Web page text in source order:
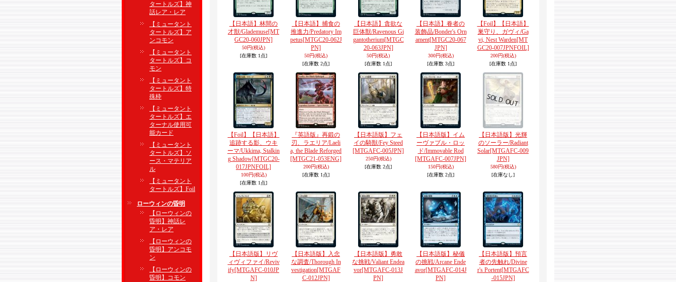
タートルズ】神
話レア・レア
【ミュータント
タートルズ】ア
ンコモン
【ミュータント
タートルズ】コ
モン
【ミュータント
タートルズ】特
殊枠
【ミュータント
タートルズ】エ
ターナル使用可
能カード
【ミュータント
タートルズ】ソ
ース・マテリア
ル
【ミュータント
タートルズ】Foil
ローウィンの昏明
【ローウィンの
昏明】神話レ
ア・レア
【ローウィンの
昏明】アンコモ
ン
【ローウィンの
昏明】コモン
【日本語】林間の
才獣/Glademuse[MT
GC20-060JPN]
50円(税込)
[在庫数 1点]
【日本語】捕食の
推進力/Predatory Im
petus[MTGC20-062J
PN]
50円(税込)
[在庫数 2点]
【日本語】貪欲な
巨体獣/Ravenous Gi
gantotherium[MTGC
20-063JPN]
50円(税込)
[在庫数 1点]
【日本語】眷者の
装飾品/Bonder's Orn
ament[MTGC20-067
JPN]
300円(税込)
[在庫数 3点]
【Foil】【日本語】
巣守り、ガヴィ/Ga
vi, Nest Warden[MT
GC20-007JPNFOIL]
200円(税込)
[在庫数 1点]
【Foil】【日本語】
追跡する影、ウキ
ーマ/Ukkima, Stalkin
g Shadow[MTGC20-
017JPNFOIL]
100円(税込)
[在庫数 1点]
『英語版』再鍛の
刃、ラエリア/Laeli
a, the Blade Reforged
[MTGC21-053ENG]
200円(税込)
[在庫数 1点]
【日本語版】フェ
イの騎獣/Fey Steed
[MTGAFC-005JPN]
250円(税込)
[在庫数 2点]
【日本語版】イム
ーヴァブル・ロッ
ド/Immovable Rod
[MTGAFC-007JPN]
150円(税込)
[在庫数 2点]
【日本語版】光輝
のソーラー/Radiant
Solar[MTGAFC-009
JPN]
580円(税込)
[在庫なし]
【日本語版】リヴ
ィヴィファイ/Reviv
ify[MTGAFC-010JP
N]
【日本語版】入念
な調査/Thorough In
vestigation[MTGAF
C-012JPN]
【日本語版】勇敢
な挑戦/Valiant Endea
vor[MTGAFC-013J
PN]
【日本語版】秘儀
の挑戦/Arcane Ende
avor[MTGAFC-014J
PN]
【日本語版】預言
者の先触れ/Divine
r's Portent[MTGAFC
-015JPN]